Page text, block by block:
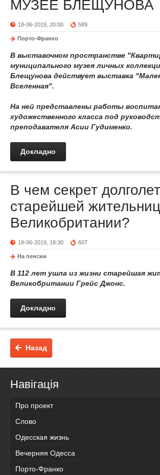
МУЗЕЕ БЛЕЩУНОВА
18-06-2019, 20:00 589
Порто-Франко
В выставочном пространстве
муниципального музея личных
Блещунова действует выставка
Вселенная".
На ней представлены работы
художественного класса под
преподавателя Асии Гудименко.
Докладно
В чем секрет
старейшей
Великобритании?
18-06-2019, 18:30 607
На пенсии
В 112 лет ушла из жизни старейшая
Великобритании Грейс Джонс.
Докладно
Назад
Навігація
Про проект
Слово
Одесская жизнь
Вечерняя Одесса
Порто-Франко